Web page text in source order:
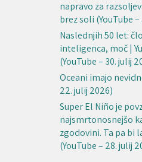
napravo za
brez soli (YouTube
Naslednjih 50 let:
inteligenca, moč |
(YouTube – 30. julij
Oceani imajo
22. julij 2026)
Super El Niño je
najsmrtonosnejšo
zgodovini. Ta pa bi
(YouTube – 28. julij